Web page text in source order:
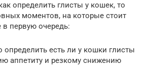
определить глисты у кошек, то
моментов, на которые стоит
первую очередь:
определить есть ли у кошки глисты
аппетиту и резкому снижению